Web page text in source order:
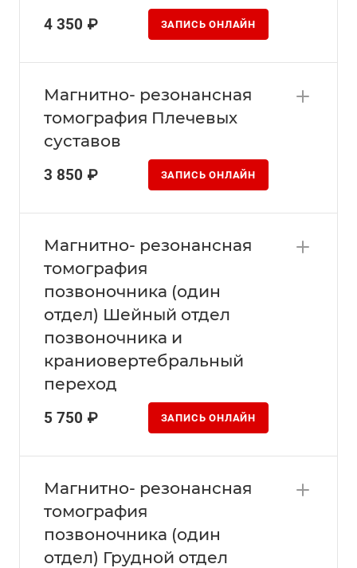
4 350 ₽ ЗАПИСЬ ОНЛАЙН
Магнитно- резонансная
томография Плечевых
суставов
3 850 ₽ ЗАПИСЬ ОНЛАЙН
Магнитно- резонансная
томография
позвоночника (один
отдел) Шейный отдел
позвоночника и
краниовертебральный
переход
5 750 ₽ ЗАПИСЬ ОНЛАЙН
Магнитно- резонансная
томография
позвоночника (один
отдел) Грудной отдел